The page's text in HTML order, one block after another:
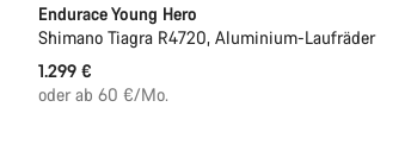
Endurace Young Hero
Shimano Tiagra R4720, Aluminium-Laufräder
1.299 €
oder ab 60 €/Mo.